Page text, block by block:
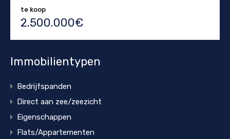
te koop
2.500.000€
Immobilientypen
Bedrijfspanden
Direct aan zee/zeezicht
Eigenschappen
Flats/Appartementen